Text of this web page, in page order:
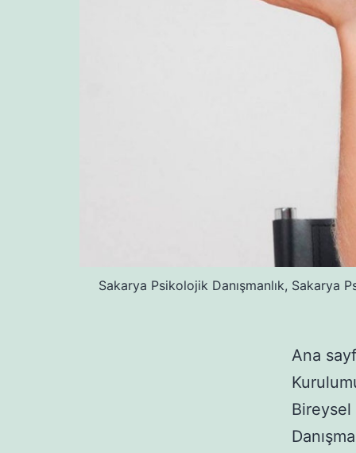
Sakarya Psikolojik Danışmanlık, Sakarya
Ana
Bireysel